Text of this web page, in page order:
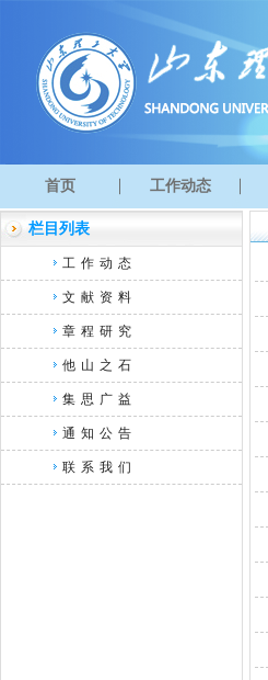
首页 工作动态
栏目列表
工作动态
文献资料
章程研究
他山之石
集思广益
通知公告
联系我们